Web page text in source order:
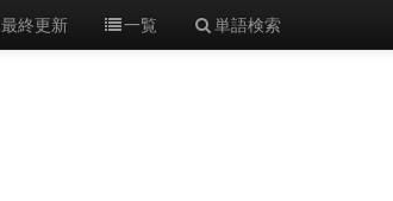
最終更新 一覧 単語検索